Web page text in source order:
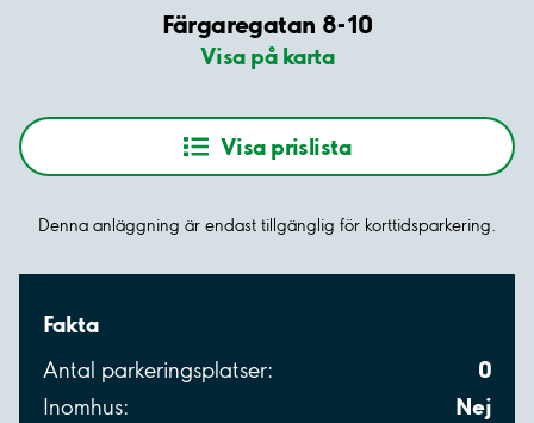
Färgaregatan 8-10
Visa på karta
Visa prislista
Denna anläggning är endast tillgänglig för korttidsparkering.
Fakta
Antal parkeringsplatser: 0
Inomhus: Nej